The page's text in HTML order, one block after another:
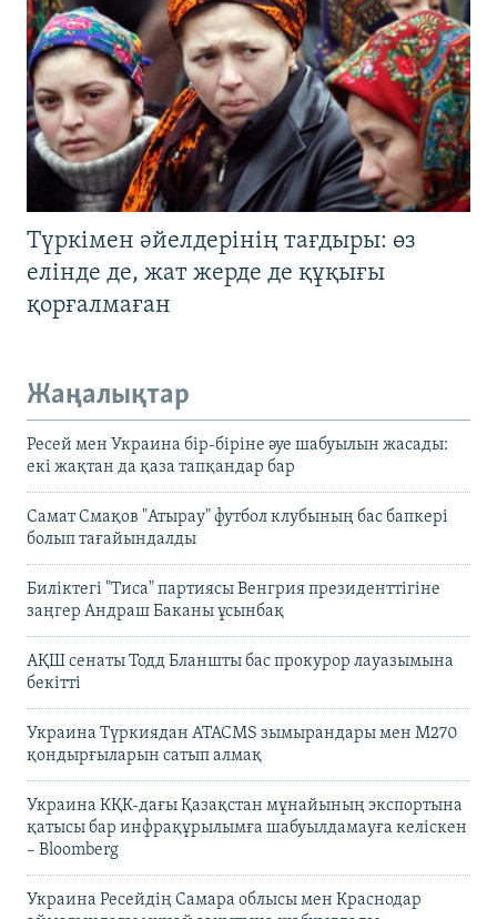
Түркімен әйелдерінің тағдыры: өз
елінде де, жат жерде де құқығы
қорғалмаған
Жаңалықтар
Ресей мен Украина бір-біріне әуе шабуылын жасады:
екі жақтан да қаза тапқандар бар
Самат Смақов "Атырау" футбол клубының бас бапкері
болып тағайындалды
Биліктегі "Тиса" партиясы Венгрия президенттігіне
заңгер Андраш Баканы ұсынбақ
АҚШ сенаты Тодд Бланшты бас прокурор лауазымына
бекітті
Украина Түркиядан ATACMS зымырандары мен M270
қондырғыларын сатып алмақ
Украина КҚК-дағы Қазақстан мұнайының экспортына
қатысы бар инфрақұрылымға шабуылдамауға келіскен
– Bloomberg
Украина Ресейдің Самара облысы мен Краснодар